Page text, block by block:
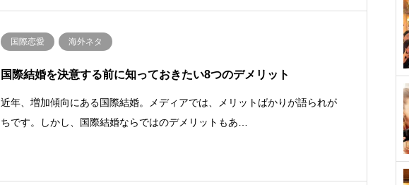
国際恋愛 海外ネタ
国際結婚を決意する前に知っておきたい8つのデメリット
近年、増加傾向にある国際結婚。メディアでは、メリットばかりが語られが
ちです。しかし、国際結婚ならではのデメリットもあ…